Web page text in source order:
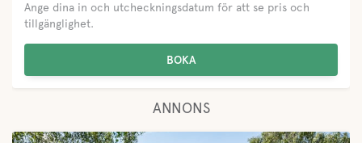
Ange dina in och utcheckningsdatum för att se pris och
tillgänglighet.
BOKA
ANNONS